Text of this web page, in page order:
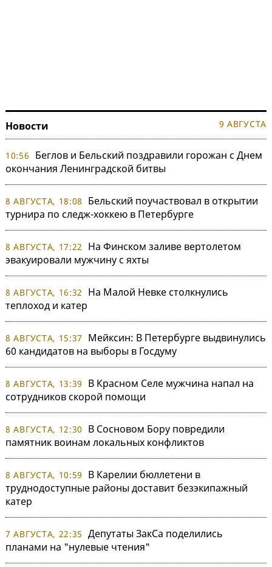
Новости 9 АВГУСТА
10:56
Беглов и Бельский поздравили горожан с Днем
окончания Ленинградской битвы
8 АВГУСТА, 18:08
Бельский поучаствовал в открытии
турнира по следж-хоккею в Петербурге
8 АВГУСТА, 17:22
На Финском заливе вертолетом
эвакуировали мужчину с яхты
8 АВГУСТА, 16:32
На Малой Невке столкнулись
теплоход и катер
8 АВГУСТА, 15:37
Мейксин: В Петербурге выдвинулись
60 кандидатов на выборы в Госдуму
8 АВГУСТА, 13:39
В Красном Селе мужчина напал на
сотрудников скорой помощи
8 АВГУСТА, 12:30
В Сосновом Бору повредили
памятник воинам локальных конфликтов
8 АВГУСТА, 10:59
В Карелии бюллетени в
труднодоступные районы доставит безэкипажный
катер
7 АВГУСТА, 22:35 Депутаты ЗакСа поделились
планами на "нулевые чтения"